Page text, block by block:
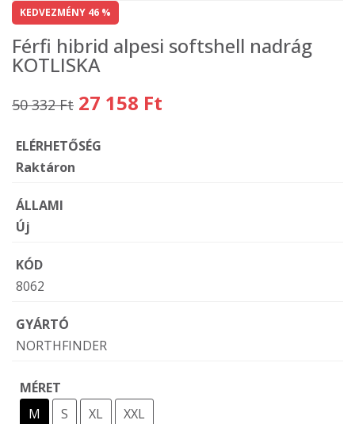
KEDVEZMÉNY 46 %
Férfi hibrid alpesi softshell nadrág
KOTLISKA
50 332 Ft 27 158 Ft
ELÉRHETŐSÉG
Raktáron
ÁLLAMI
Új
KÓD
8062
GYÁRTÓ
NORTHFINDER
MÉRET
M
S XL XXL